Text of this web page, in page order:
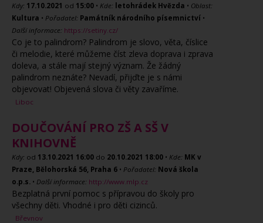
Kdy: 17.10.2021 od 15:00 • Kde: letohrádek Hvězda • Oblast:
Kultura • Pořadatel: Památník národního písemnictví •
Další informace: https://setiny.cz/
Co je to palindrom? Palindrom je slovo, věta, číslice
či melodie, které můžeme číst zleva doprava i zprava
doleva, a stále mají stejný význam. Že žádný
palindrom neznáte? Nevadí, přijďte je s námi
objevovat! Objevená slova či věty zavaříme.
Liboc
DOUČOVÁNÍ PRO ZŠ A SŠ V
KNIHOVNĚ
Kdy: od 13.10.2021 16:00 do 20.10.2021 18:00 • Kde: MK v
Praze, Bělohorská 56, Praha 6 • Pořadatel: Nová škola
o.p.s. • Další informace: http://www.mlp.cz
Bezplatná první pomoc s přípravou do školy pro
všechny děti. Vhodné i pro děti cizinců.
Břevnov